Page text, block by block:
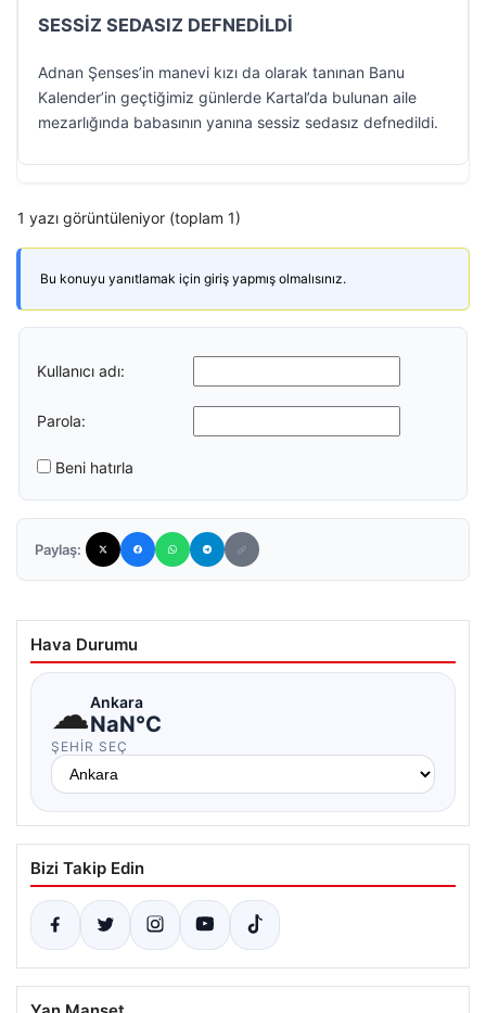
SESSİZ SEDASIZ DEFNEDİLDİ
Adnan Şenses’in manevi kızı da olarak tanınan Banu
Kalender’in geçtiğimiz günlerde Kartal’da bulunan aile
mezarlığında babasının yanına sessiz sedasız defnedildi.
1 yazı görüntüleniyor (toplam 1)
Bu konuyu yanıtlamak için giriş yapmış olmalısınız.
Kullanıcı adı:
Parola:
Beni hatırla
Paylaş:
Hava Durumu
☁Ankara
NaN°C
ŞEHIR SEÇ
Bizi Takip Edin